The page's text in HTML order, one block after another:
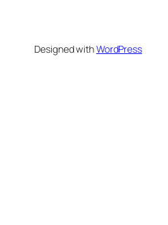
Designed withWordPress